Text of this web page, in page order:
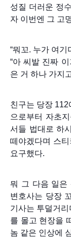
성질 더러운 정
자 이번엔 그 고
“뭐꼬. 누가 여기
“아 씨발 진짜
은 거 하나 가지
친구는 당장
으로부터 자초
서들 법대로 하
떼야겠다며 스
요구했다.
뭐 그 다음 일은
변호사는 당장
기사는 투덜거
를 몰고 현장을
놈 같은 인상에